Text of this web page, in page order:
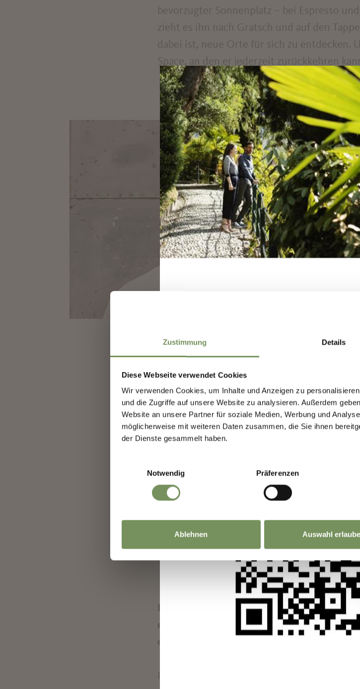
Zustimmung Details
Diese Webseite verwendet Cookies
Wir verwenden Cookies, um Inhalte und Anzeigen zu
und die Zugriffe auf unsere Website zu analysieren. Außerdem
Website an unsere Partner für soziale Medien, Werbung und
möglicherweise mit weiteren Daten zusammen, die Sie ihnen
der Dienste gesammelt haben.
Notwendig
Präferenzen
Ablehnen Auswahl
bevorzugter Sonnenplatz – bei Espresso
zieht es ihn nach Gratsch und auf den
dabei ist, neue Orte für sich zu entdecken.
Space, an den er jederzeit zurückkehren
Sie wurden im Herbst 2022 zur Youth-
eingeladen, anschließend wurde an Ihrer
Die Geschäftsidee besteht aus einem
mit nützlichen Funktionen begleitet. Damit
einer Südtirol-Reise erleichtern und der
ortsunabhängig Infos holen.
Es gefällt Ihnen, mit digitalen oder
ein bisschen zu verändern. Welche
offensichtlichen, fallen Ihnen dazu ein?
MERANS ZUKUNFT